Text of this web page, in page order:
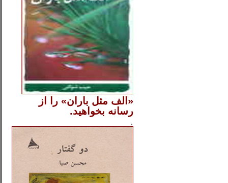
«الف مثل باران» را از
رسانه بخواهید.
.